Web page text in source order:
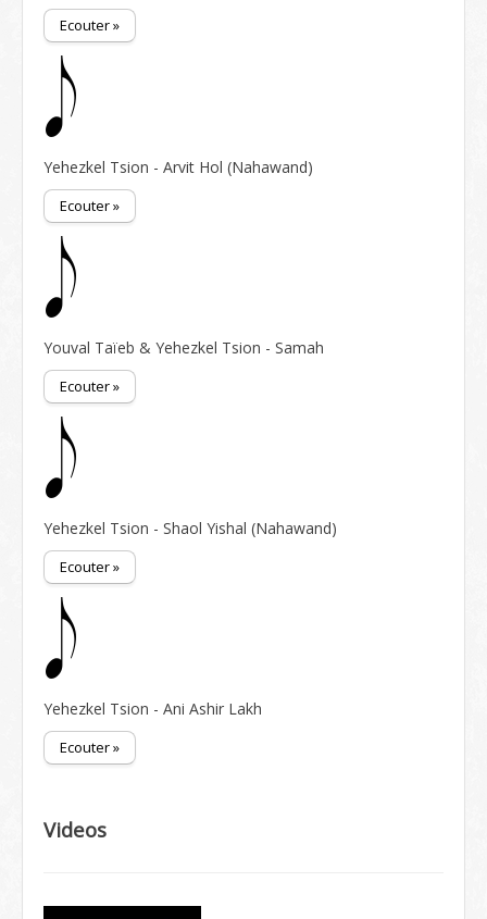
Ecouter »
Yehezkel Tsion - Arvit Hol (Nahawand)
Ecouter »
Youval Taïeb & Yehezkel Tsion - Samah
Ecouter »
Yehezkel Tsion - Shaol Yishal (Nahawand)
Ecouter »
Yehezkel Tsion - Ani Ashir Lakh
Ecouter »
Videos